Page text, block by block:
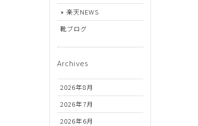
楽天NEWS
靴ブログ
Archives
2026年8月
2026年7月
2026年6月
27cm